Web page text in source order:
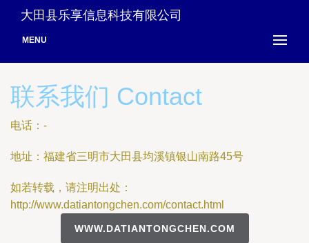
大田县乐享信息科技有限公司
MENU
联系我们 Contact
电话：-
地址：福建省三明市大田县均溪镇银山南路45号
如若转载，请注明出处：
http://www.datiantongchen.com/contact.html
WWW.DATIANTONGCHEN.COM